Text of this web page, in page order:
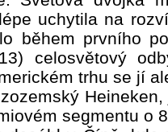
uchytila na
během prvního
celosvětový
trhu se jí
segmentu o